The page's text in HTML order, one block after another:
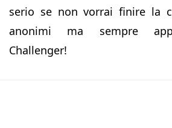
serio se non vorrai finire la
anonimi ma sempre
Challenger!